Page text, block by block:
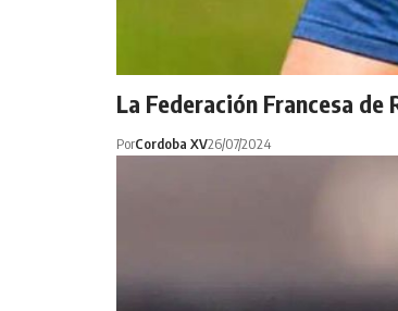
La Federación Francesa de
PorCordoba XV26/07/2024